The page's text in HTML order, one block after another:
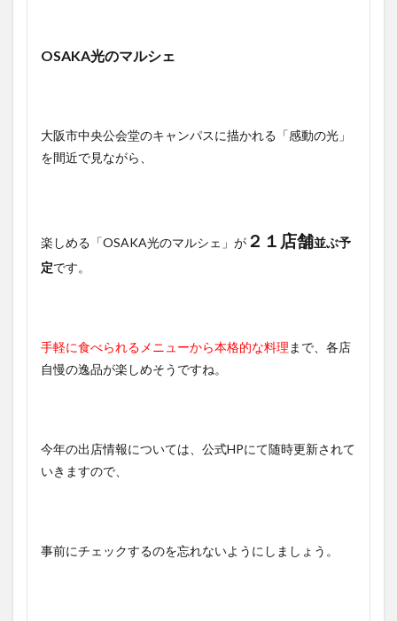
OSAKA光のマルシェ
大阪市中央公会堂のキャンパスに描かれる「感動の光」
を間近で見ながら、
楽しめる「OSAKA光のマルシェ」が ２１店舗並ぶ予
定です。
手軽に食べられるメニューから本格的な料理 まで、各店
自慢の逸品が楽しめそうですね。
今年の出店情報については、公式HPにて随時更新されて
いきますので、
事前にチェックするのを忘れないようにしましょう。